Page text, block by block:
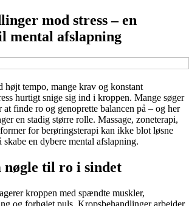
mod stress – en
mental afslapning
højt tempo, mange krav og konstant
hurtigt snige sig ind i kroppen. Mange søger
finde ro og genoprette balancen på – og her
en stadig større rolle. Massage, zoneterapi,
for berøringsterapi kan ikke blot løsne
en dybere mental afslapning.
nøgle til ro i sindet
kroppen med spændte muskler,
og forhøjet puls. Kropsbehandlinger arbejder